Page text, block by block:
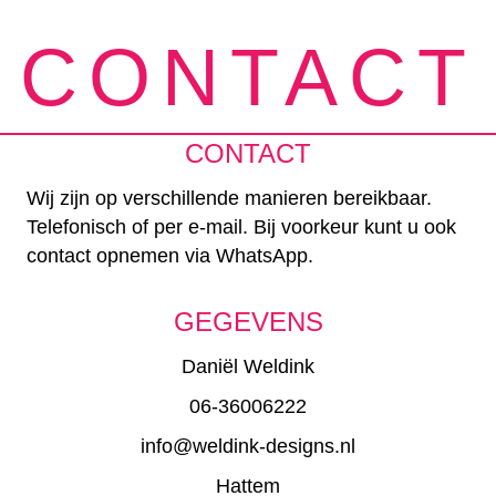
CONTACT
CONTACT
Wij zijn op verschillende manieren bereikbaar.
Telefonisch of per e-mail. Bij voorkeur kunt u ook
contact opnemen via WhatsApp.
GEGEVENS
Daniël Weldink
06-36006222
info@weldink-designs.nl
Hattem